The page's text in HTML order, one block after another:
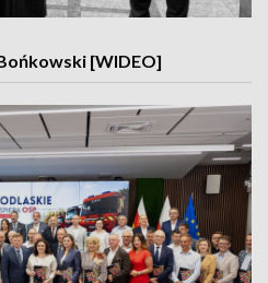
[WIDEO]